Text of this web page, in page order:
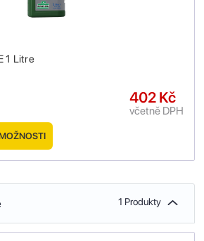
1 Litre
402 Kč
včetně DPH
1 Produkty